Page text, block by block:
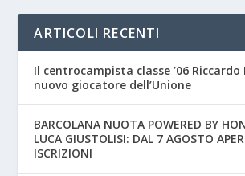
ARTICOLI RECENTI
Il centrocampista classe ’06 Riccardo
nuovo giocatore dell’Unione
BARCOLANA NUOTA POWERED BY
LUCA GIUSTOLISI: DAL 7 AGOSTO
ISCRIZIONI